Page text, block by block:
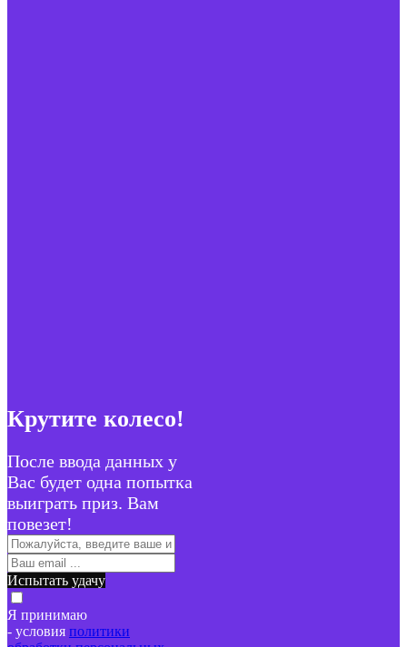
Крутите колесо!
После ввода данных у
Вас будет одна попытка
выиграть приз. Вам
повезет!
Испытать удачу
Я принимаю
- условия политики